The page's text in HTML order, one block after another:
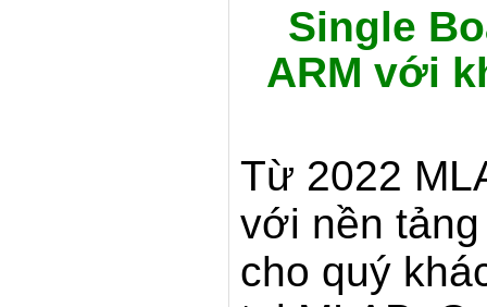
Single
ARM với
Từ 2022
với nền
cho quý